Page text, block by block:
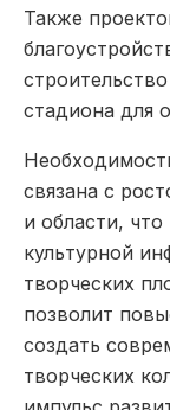
Также
стадиона для
связана с
и области,
культурной
творческих
позволит
создать
творческих